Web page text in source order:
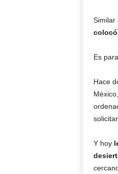
Similar
colocó
Es
Hace
Y hoy